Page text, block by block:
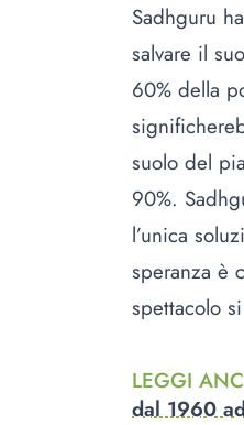
Sadhguru
salvare il
60% della
suolo del
90%.
l’unica
speranza è
spettacolo
LEGGI
dal 1960